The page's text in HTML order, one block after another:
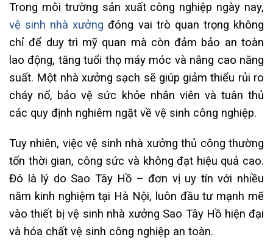
Trong môi trường sản xuất công nghiệp ngày nay,
vệ sinh nhà xưởng đóng vai trò quan trọng không
chỉ để duy trì mỹ quan mà còn đảm bảo an toàn
lao động, tăng tuổi thọ máy móc và nâng cao năng
suất. Một nhà xưởng sạch sẽ giúp giảm thiểu rủi ro
cháy nổ, bảo vệ sức khỏe nhân viên và tuân thủ
các quy định nghiêm ngặt về vệ sinh công nghiệp.
Tuy nhiên, việc vệ sinh nhà xưởng thủ công thường
tốn thời gian, công sức và không đạt hiệu quả cao.
Đó là lý do Sao Tây Hồ – đơn vị uy tín với nhiều
năm kinh nghiệm tại Hà Nội, luôn đầu tư mạnh mẽ
vào thiết bị vệ sinh nhà xưởng Sao Tây Hồ hiện đại
và hóa chất vệ sinh công nghiệp an toàn.